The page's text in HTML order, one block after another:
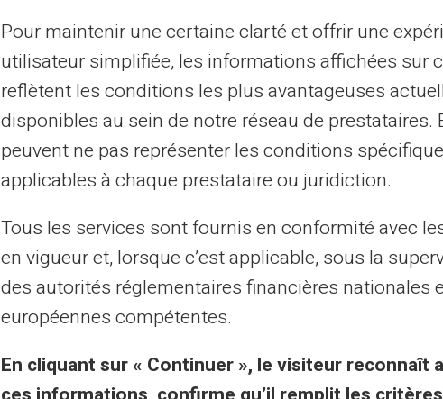
La polizia del Niagara avverte della truffa
carta di credito dell'era COVID che danneggia
clienti e aziende
La polizia della regione del Niagara mette in guardia sulle truffe con
Pour maintenir une certaine clarté et offrir une
utilisateur simplifiée, les informations affichées sur
reflètent les conditions les plus avantageuses
disponibles au sein de notre réseau de prestataires.
peuvent ne pas représenter les conditions
applicables à chaque prestataire ou juridiction.
Tous les services sont fournis en conformité avec
en vigueur et, lorsque c’est applicable, sous la
des autorités réglementaires financières nationales
européennes compétentes.
En cliquant sur « Continuer », le visiteur reconnaît